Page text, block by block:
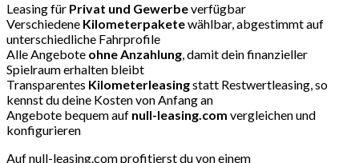
Leasing für Privat und Gewerbeverfügbar
Verschiedene Kilometerpaketewählbar, abgestimmt auf
unterschiedliche Fahrprofile
Alle Angebote ohne Anzahlung, damit dein finanzieller
Spielraum erhalten bleibt
Transparentes Kilometerleasingstatt Restwertleasing, so
kennst du deine Kosten von Anfang an
Angebote bequem auf null-leasing.com vergleichen und
konfigurieren
Auf null-leasing.com profitierst du von einem